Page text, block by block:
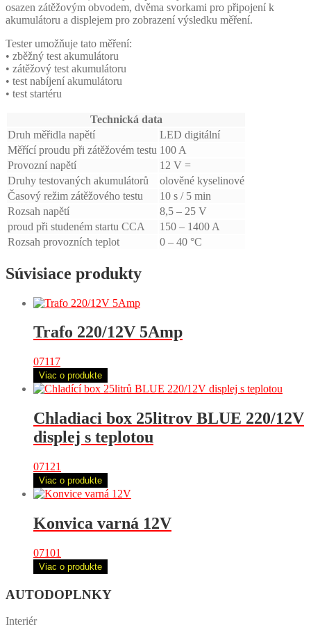
osazen zátěžovým obvodem, dvěma svorkami pro připojení k
akumulátoru a displejem pro zobrazení výsledku měření.
Tester umožňuje tato měření:
• zběžný test akumulátoru
• zátěžový test akumulátoru
• test nabíjení akumulátoru
• test startéru
Technická data
Druh měřidla napětí
LED digitální
Měřící proudu při zátěžovém testu 100 A
Provozní napětí
12 V =
Druhy testovaných akumulátorů
olověné kyselinové
Časový režim zátěžového testu
10 s / 5 min
Rozsah napětí
8,5 – 25 V
proud při studeném startu CCA
150 – 1400 A
Rozsah provozních teplot
0 – 40 °C
Súvisiace produkty
Trafo 220/12V 5Amp
07117
Viac o produkte
Chladiaci box 25litrov BLUE 220/12V
displej s teplotou
07121
Viac o produkte
Konvica varná 12V
07101
Viac o produkte
AUTODOPLNKY
Interiér